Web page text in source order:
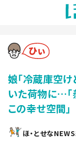
娘「冷蔵庫空け
いた荷物に…「
この幸せ空間」
ほ・とせな